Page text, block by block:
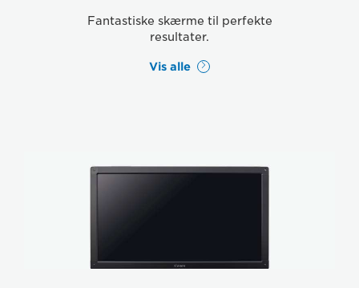
Fantastiske skærme til perfekte
resultater.
Vis alle